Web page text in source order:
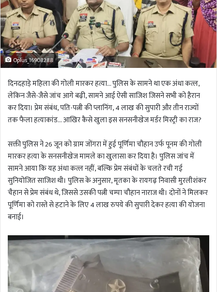
Oplus_16908288
दिनदहाड़े महिला की गोली मारकर हत्या… पुलिस के सामने था एक अंधा कत्ल,
लेकिन जैसे-जैसे जांच आगे बढ़ी, सामने आई ऐसी साजिश जिसने सभी को हैरान
कर दिया। प्रेम संबंध, पति-पत्नी की प्लानिंग, 4 लाख की सुपारी और तीन राज्यों
तक फैला हत्याकांड… आखिर कैसे खुला इस सनसनीखेज मर्डर मिस्ट्री का राज?
सक्ती पुलिस ने 26 जून को ग्राम जोंगरा में हुई पूर्णिमा चौहान उर्फ पूनम की गोली
मारकर हत्या के सनसनीखेज मामले का खुलासा कर दिया है। पुलिस जांच में
सामने आया कि यह अंधा कत्ल नहीं, बल्कि प्रेम संबंधों के चलते रची गई
सुनियोजित साजिश थी। पुलिस के अनुसार, मृतका के रायगढ़ निवासी मुरलीशंकर
चैहान से प्रेम संबंध थे, जिससे उसकी पत्नी चम्पा चौहान नाराज थी। दोनों ने मिलकर
पूर्णिमा को रास्ते से हटाने के लिए 4 लाख रुपये की सुपारी देकर हत्या की योजना
बनाई।